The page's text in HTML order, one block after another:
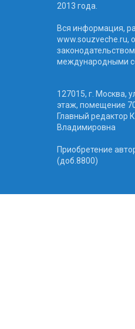
2013 года.
Вся информация,
www.souzveche.ru,
международными
127015, г. Москва,
этаж, помещение
Главный редактор
Владимировна
Приобретение
(доб.8800)